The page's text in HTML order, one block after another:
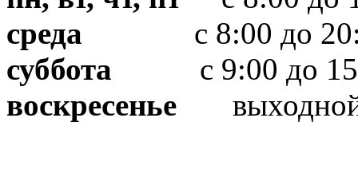
среда с 8:00 до
суббота с 9:00 до
воскресенье